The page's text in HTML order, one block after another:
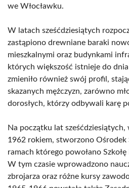
we Włocławku.
W latach sześćdziesiątych
zastąpiono drewniane baraki
mieszkalnymi oraz budynkami
których większość istnieje do
zmieniło również swój profil,
skazanych mężczyzn, zarówno
dorosłych, którzy odbywali karę
Na początku lat sześćdziesiątych,
1962 rokiem, stworzono
ramach którego powołano
W tym czasie wprowadzono
zbrojarza oraz różne kursy